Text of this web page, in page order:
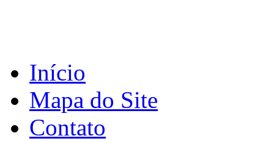
Início
Mapa do Site
Contato